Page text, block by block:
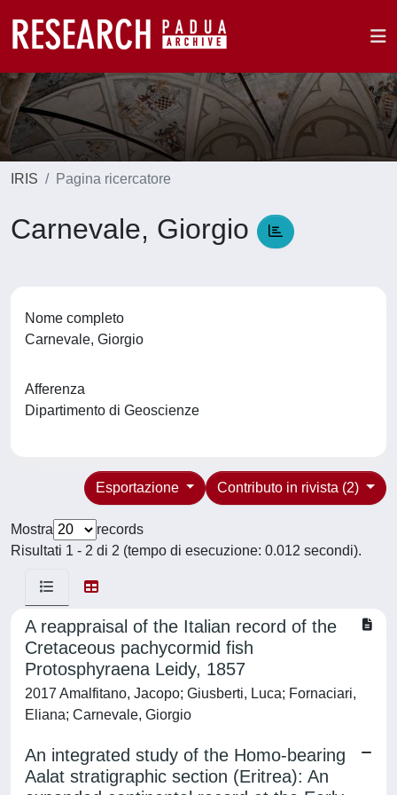
IRIS Pagina ricercatore
Carnevale, Giorgio
Nome completo
Carnevale, Giorgio
Afferenza
Dipartimento di Geoscienze
Contributo in rivista (2)
Esportazione
Mostra
records
Risultati 1 - 2 di 2 (tempo di esecuzione: 0.012 secondi).
A reappraisal of the Italian record of the
Cretaceous pachycormid fish
Protosphyraena Leidy, 1857
2017 Amalfitano, Jacopo; Giusberti, Luca; Fornaciari,
Eliana; Carnevale, Giorgio
An integrated study of the Homo-bearing
Aalat stratigraphic section (Eritrea): An